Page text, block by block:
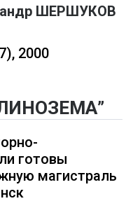
ШЕРШУКОВ
2000
готовы
магистраль